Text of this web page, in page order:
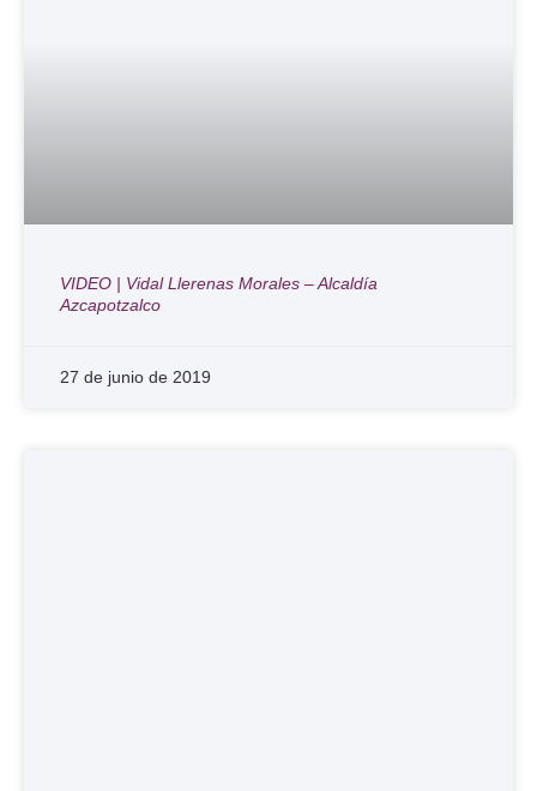
VIDEO | Vidal Llerenas Morales – Alcaldía
Azcapotzalco
27 de junio de 2019